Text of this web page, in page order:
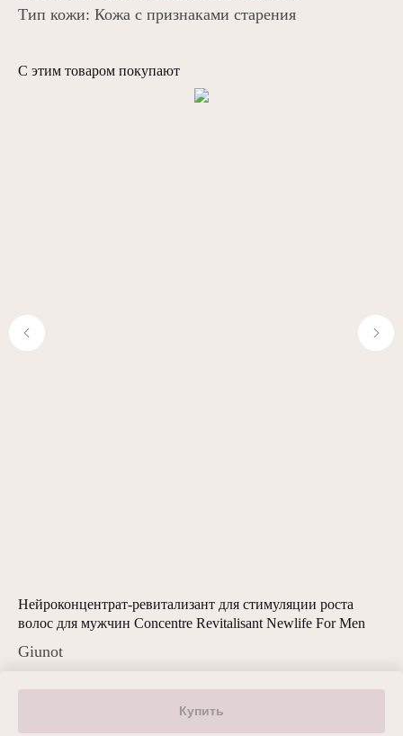
Купить
Тип кожи: Кожа с признаками старения
С этим товаром покупают
Нейроконцентрат-ревитализант для стимуляции роста
волос для мужчин Concentre Revitalisant Newlife For Men
Giunot
14 430 р.